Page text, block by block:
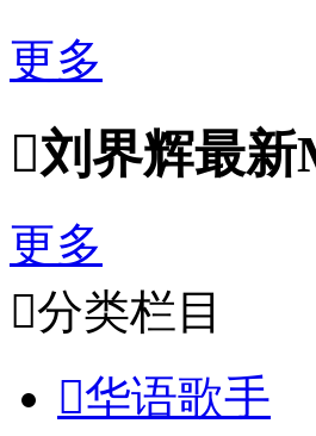
更多
刘界辉最
更多
分类栏目
华语歌手